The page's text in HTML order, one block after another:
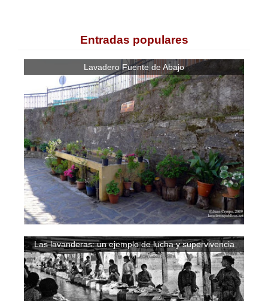
Entradas populares
Lavadero Fuente de Abajo
Las lavanderas: un ejemplo de lucha y supervivencia